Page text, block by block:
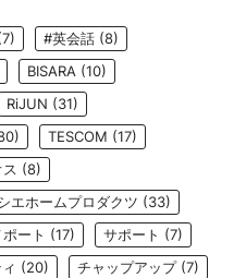
#英会話 (8)
BISARA (10)
RiJUN (31)
TESCOM (17)
(8)
エホームプロダクツ (33)
ート (17) サポート (7)
(20) チャップアップ(7)